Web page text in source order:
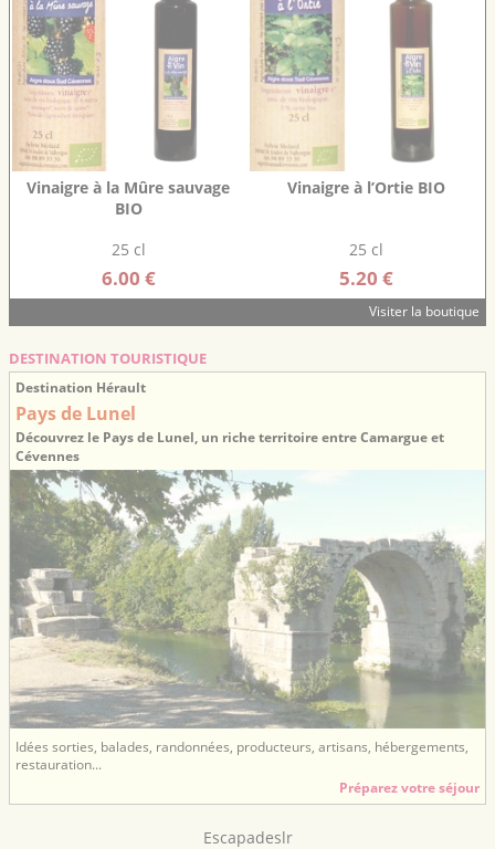
Vinaigre à la Mûre sauvage
BIO
25 cl
6.00 €
Vinaigre à l’Ortie BIO
25 cl
5.20 €
Visiter la boutique
DESTINATION TOURISTIQUE
Destination Hérault
Pays de Lunel
Découvrez le Pays de Lunel, un riche territoire entre Camargue et
Cévennes
Idées sorties, balades, randonnées, producteurs, artisans, hébergements,
restauration...
Préparez votre séjour
Escapadeslr